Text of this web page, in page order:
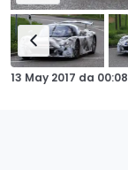
13 May 2017 da 00:08